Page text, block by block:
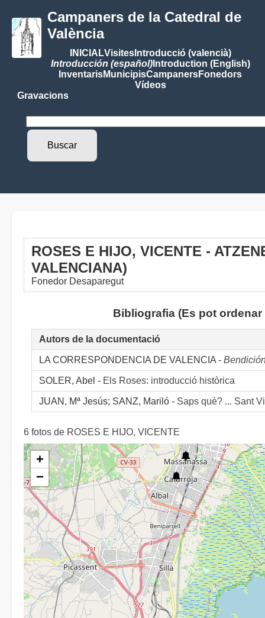
Campaners de la Catedral de
València
INICIALVisitesIntroducció (valencià)
Introducción (español)Introduction (English)
InventarisMunicipisCampanersFonedors
Vídeos
Gravacions
ROSES E HIJO, VICENTE -
VALENCIANA)
Fonedor Desaparegut
Bibliografia (Es pot
Autors de la documentació
LA CORRESPONDENCIA DE VALENCIA -
SOLER, Abel - Els Roses: introducció històrica
JUAN, Mª Jesús; SANZ, Mariló - Saps què? ... Sant
6 fotos de ROSES E HIJO, VICENTE
+
−